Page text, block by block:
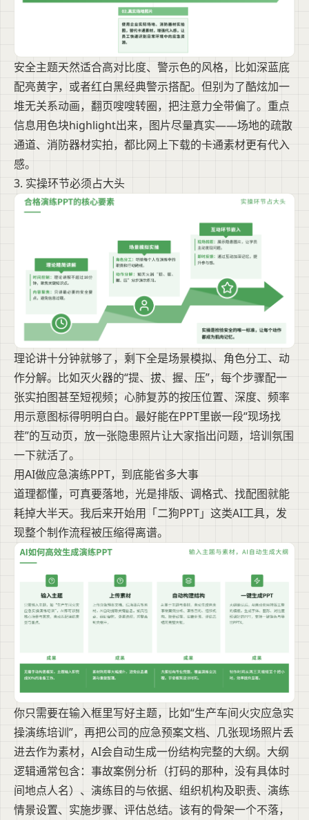
安全主题天然适合高对比度、警示色的风格，比如深蓝底
配亮黄字，或者红白黑经典警示搭配。但别为了酷炫加一
堆无关系动画，翻页嗖嗖转圈，把注意力全带偏了。重点
信息用色块highlight出来，图片尽量真实——场地的疏散
通道、消防器材实拍，都比网上下载的卡通素材更有代入
感。
3. 实操环节必须占大头
理论讲十分钟就够了，剩下全是场景模拟、角色分工、动
作分解。比如灭火器的“提、拔、握、压”，每个步骤配一
张实拍图甚至短视频；心肺复苏的按压位置、深度、频率
用示意图标得明明白白。最好能在PPT里嵌一段“现场找
茬”的互动页，放一张隐患照片让大家指出问题，培训氛围
一下就活了。
用AI做应急演练PPT，到底能省多大事
道理都懂，可真要落地，光是排版、调格式、找配图就能
耗掉大半天。我后来开始用「二狗PPT」这类AI工具，发
现整个制作流程被压缩得离谱。
你只需要在输入框里写好主题，比如“生产车间火灾应急实
操演练培训”，再把公司的应急预案文档、几张现场照片丢
进去作为素材，AI会自动生成一份结构完整的大纲。大纲
逻辑通常包含：事故案例分析（打码的那种，没有具体时
间地点人名）、演练目的与依据、组织机构及职责、演练
情景设置、实施步骤、评估总结。该有的骨架一个不落，